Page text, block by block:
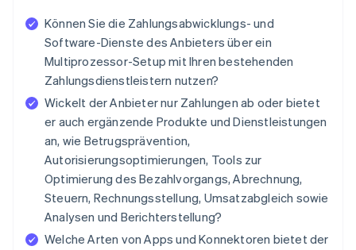
Können Sie die Zahlungsabwicklungs- und
Software-Dienste des Anbieters über ein
Multiprozessor-Setup mit Ihren bestehenden
Zahlungsdienstleistern nutzen?
Wickelt der Anbieter nur Zahlungen ab oder bietet
er auch ergänzende Produkte und Dienstleistungen
an, wie Betrugsprävention,
Autorisierungsoptimierungen, Tools zur
Optimierung des Bezahlvorgangs, Abrechnung,
Steuern, Rechnungsstellung, Umsatzabgleich sowie
Analysen und Berichterstellung?
Welche Arten von Apps und Konnektoren bietet der